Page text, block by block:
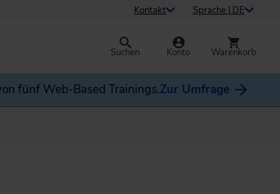
Kontakt Sprache | DE
Suchen Konto Warenkorb
fünf Web-Based Trainings.Zur Umfrage